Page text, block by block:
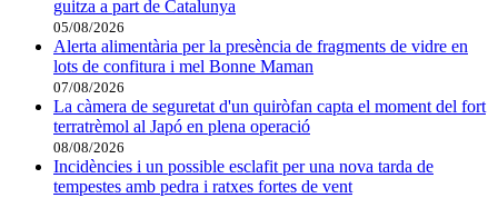
guitza a part de Catalunya
05/08/2026
Alerta alimentària per la presència de fragments de vidre en
lots de confitura i mel Bonne Maman
07/08/2026
La càmera de seguretat d'un quiròfan capta el moment del fort
terratrèmol al Japó en plena operació
08/08/2026
Incidències i un possible esclafit per una nova tarda de
tempestes amb pedra i ratxes fortes de vent